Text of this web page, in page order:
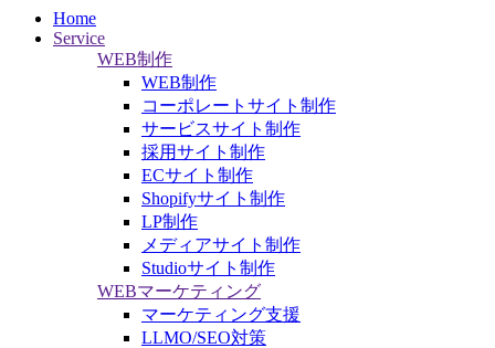
Home
Service
WEB制作
WEB制作
コーポレートサイト制作
サービスサイト制作
採用サイト制作
ECサイト制作
Shopifyサイト制作
LP制作
メディアサイト制作
Studioサイト制作
WEBマーケティング
マーケティング支援
LLMO/SEO対策